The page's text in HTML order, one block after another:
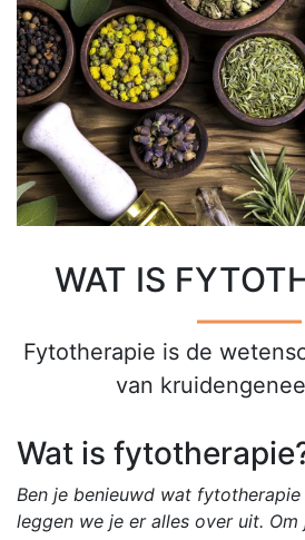
WAT IS
Fytotherapie is de
van
Wat is
Ben je benieuwd wat
leggen we je er alles over uit.